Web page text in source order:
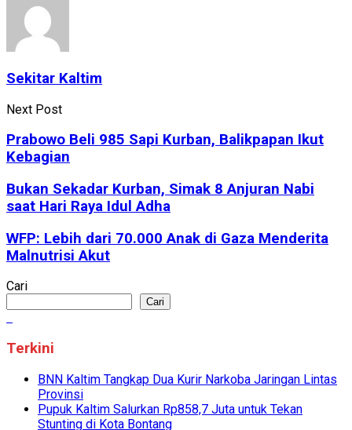
Sekitar Kaltim
Next Post
Prabowo Beli 985 Sapi Kurban, Balikpapan Ikut
Kebagian
Bukan Sekadar Kurban, Simak 8 Anjuran Nabi
saat Hari Raya Idul Adha
WFP: Lebih dari 70.000 Anak di Gaza Menderita
Malnutrisi Akut
Cari
Cari
Terkini
BNN Kaltim Tangkap Dua Kurir Narkoba Jaringan Lintas
Provinsi
Pupuk Kaltim Salurkan Rp858,7 Juta untuk Tekan
Stunting di Kota Bontang